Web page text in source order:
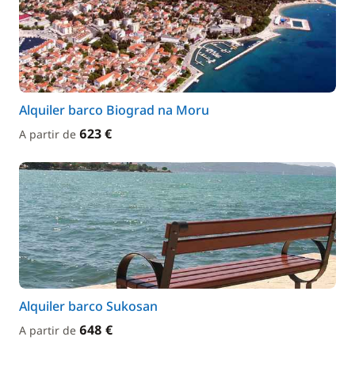
Alquiler barco Biograd na Moru
A partir de 623 €
Alquiler barco Sukosan
A partir de 648 €